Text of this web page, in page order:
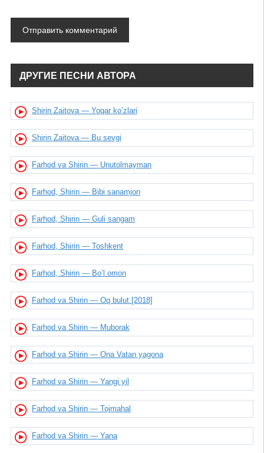
ДРУГИЕ ПЕСНИ АВТОРА
Shirin Zaitova — Yoqar ko’zlari
Shirin Zaitova — Bu sevgi
Farhod va Shirin — Unutolmayman
Farhod, Shirin — Bibi sanamjon
Farhod, Shirin — Guli sangam
Farhod, Shirin — Toshkent
Farhod, Shirin — Bo’l omon
Farhod va Shirin — Oq bulut [2018]
Farhod va Shirin — Muborak
Farhod va Shirin — Ona Vatan yagona
Farhod va Shirin — Yangi yil
Farhod va Shirin — Tojmahal
Farhod va Shirin — Yana